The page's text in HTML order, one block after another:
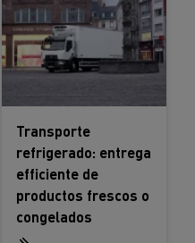
efficiente de
productos frescos o
congelados